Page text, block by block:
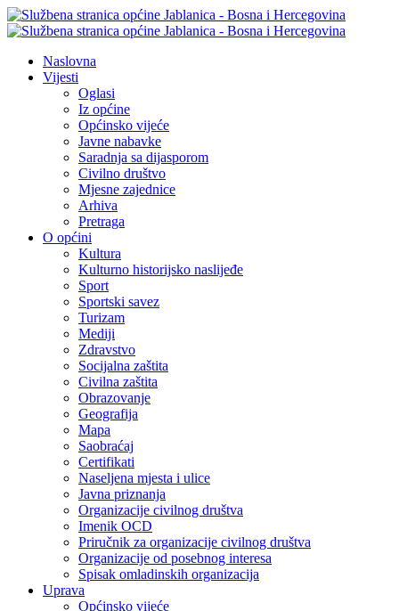
Naslovna
Vijesti
Oglasi
Iz općine
Općinsko vijeće
Javne nabavke
Saradnja sa dijasporom
Civilno društvo
Mjesne zajednice
Arhiva
Pretraga
O općini
Kultura
Kulturno historijsko naslijeđe
Sport
Sportski savez
Turizam
Mediji
Zdravstvo
Socijalna zaštita
Civilna zaštita
Obrazovanje
Geografija
Mapa
Saobraćaj
Certifikati
Naseljena mjesta i ulice
Javna priznanja
Organizacije civilnog društva
Imenik OCD
Priručnik za organizacije civilnog društva
Organizacije od posebnog interesa
Spisak omladinskih organizacija
Uprava
Općinsko vijeće